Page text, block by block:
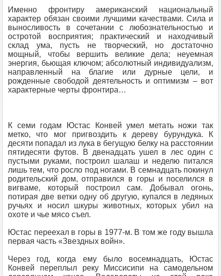
Именно фронтиру американский национальный
характер обязан своими лучшими качествами. Сила и
выносливость в сочетании с любознательностью и
остротой восприятия; практический и находчивый
склад ума, пусть не творческий, но достаточно
мощный, чтобы вершить великие дела; неуемная
энергия, бьющая ключом; абсолютный индивидуализм,
направленный на благие или дурные цели, и
рожденные свободой деятельность и оптимизм – вот
характерные черты фронтира…
К семи годам Юстас Конвей умел метать ножи так
метко, что мог пригвоздить к дереву бурундука. К
десяти попадал из лука в бегущую белку на расстоянии
пятидесяти футов. В двенадцать ушел в лес один с
пустыми руками, построил шалаш и неделю питался
лишь тем, что росло под ногами. В семнадцать покинул
родительский дом, отправился в горы и поселился в
вигваме, который построил сам. Добывал огонь,
потирая две ветки одну об другую, купался в ледяных
ручьях и носил шкуры животных, которых убил на
охоте и чье мясо съел.
Юстас переехал в горы в 1977-м. В том же году вышла
первая часть «Звездных войн».
Через год, когда ему было восемнадцать, Юстас
Конвей переплыл реку Миссисипи на самодельном